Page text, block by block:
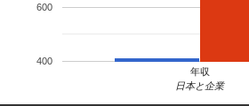
年収
400
600
日本と企業